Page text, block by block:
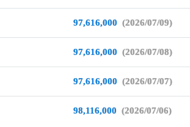
97,616,000 (2026/07/09)
97,616,000 (2026/07/08)
97,616,000 (2026/07/07)
98,116,000 (2026/07/06)